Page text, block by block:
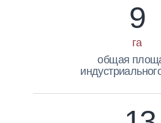
общая
9
га